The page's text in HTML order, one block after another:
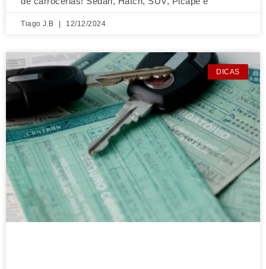
Tiago J.B 12/12/2024
DICAS